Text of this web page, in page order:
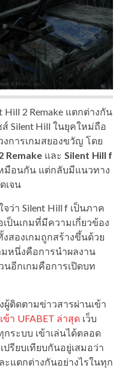
Hill 2 Remake แตกต่างกัน
Silent Hill ในยุคใหม่ถือ
การเกมสยองขวัญ โดย
Remake และ Silent Hill f
มือนกัน แต่กลับมีแนวทาง
เจน
ว่า Silent Hill f เป็นภาค
เป็นเกมที่มีความเกี่ยวข้อง
สองเกมถูกสร้างขึ้นด้วย
หนึ่งคือการนำผลงาน
อีกเกมคือการเปิดบท
ผู้ติดตามข่าวสารผ่านเข้า
ข้า UFABET ล่าสุด เว็บ
ระบบ เข้าเล่นได้ตลอด
รียบเทียบกันอยู่เสมอว่า
ะแตกต่างกันอย่างไรในทุก